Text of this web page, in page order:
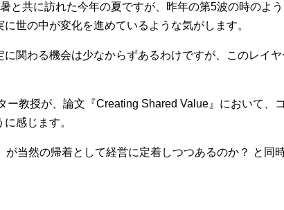
と共に訪れた今年の夏ですが、昨年の第5波の時のよ
世の中が変化を進めているような気がします。
関わる機会は少なからずあるわけですが、このレイ
ー教授が、論文『Creating Shared Value』において、
感じます。
当然の帰着として経営に定着しつつあるのか？ と同